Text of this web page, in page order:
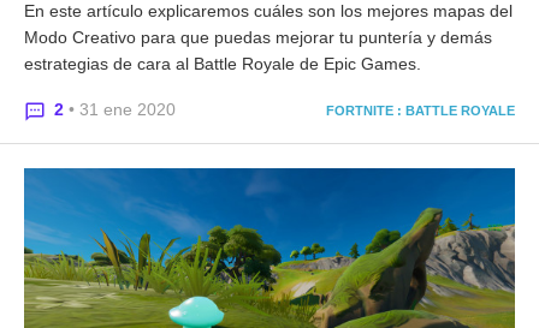
En este artículo explicaremos cuáles son los mejores mapas del
Modo Creativo para que puedas mejorar tu puntería y demás
estrategias de cara al Battle Royale de Epic Games.
2 • 31 ene 2020 FORTNITE : BATTLE ROYALE